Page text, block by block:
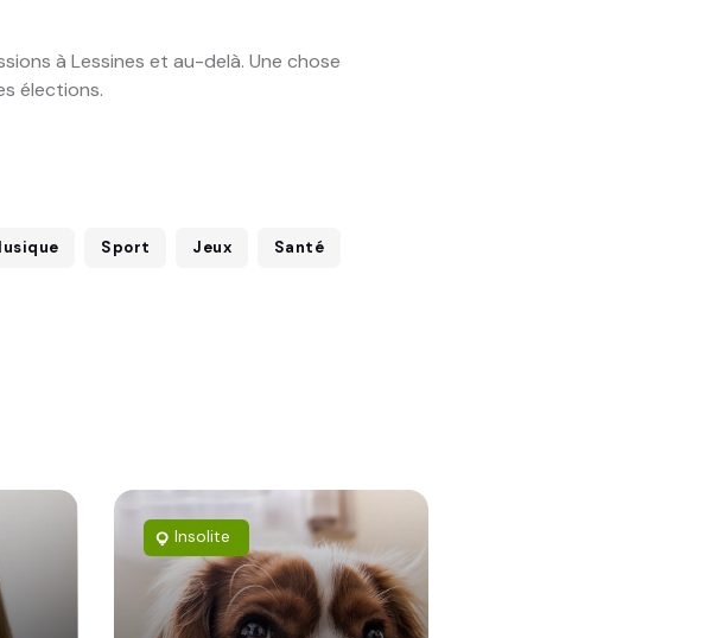
à Lessines et au-delà. Une chose
élections.
Sport Jeux Santé
lightbulb_outline Insolite